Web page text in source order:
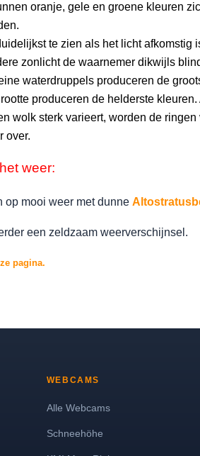
oranje, gele en groene kleuren
te zien als het licht afkomstig
zonlicht de waarnemer dikwijls
waterdruppels produceren de
produceren de helderste
wolk sterk varieert, worden de
over.
weer:
op mooi weer met dunne
een zeldzaam weerverschijnsel.
pagina.
WEBCAMS
Alle Webcams
Schneehöhe